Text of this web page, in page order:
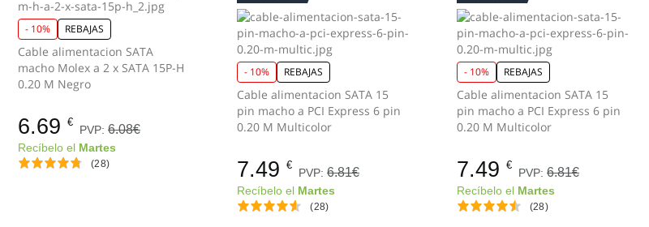
- 10% REBAJAS
Cable alimentacion SATA
macho Molex a 2 x SATA 15P-H
0.20 M Negro
6.69 €
PVP: 6.08€
Recíbelo el Martes
(28)
- 10% REBAJAS
Cable alimentacion SATA 15
pin macho a PCI Express 6 pin
0.20 M Multicolor
7.49 €
PVP:6.81€
Recíbelo el Martes
(28)
- 10% REBAJAS
Cable alimentacion SATA 15
pin macho a PCI Express 6 pin
0.20 M Multicolor
7.49 €
PVP: 6.81€
Recíbelo el Martes
(28)